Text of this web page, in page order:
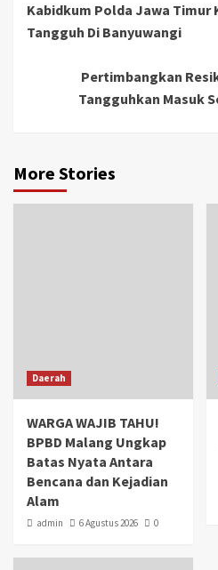
Kabidkum Polda Jawa Timur
Tangguh Di Banyuwangi
Pertimbangkan
Tangguhkan Masuk
More Stories
Daerah
WARGA WAJIB TAHU!
BPBD Malang Ungkap
Batas Nyata Antara
Bencana dan Kejadian
Alam
admin 6 Agustus 2026 0